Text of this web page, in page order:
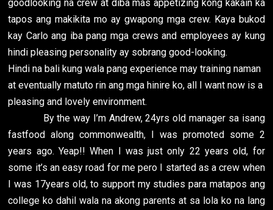
goodlooking na crew at diba mas appetizing kong kakain ka
tapos ang makikita mo ay gwapong mga crew. Kaya bukod
kay Carlo ang iba pang mga crews and employees ay kung
hindi pleasing personality ay sobrang good-looking.
Hindi na bali kung wala pang experience may training naman
at eventually matuto rin ang mga hinire ko, all I want now is a
pleasing and lovely environment.
By the way I’m Andrew, 24yrs old manager sa isang
fastfood along commonwealth, I was promoted some 2
years ago. Yeap!! When I was just only 22 years old, for
some it’s an easy road for me pero I started as a crew when
I was 17years old, to support my studies para matapos ang
college ko dahil wala na akong parents at sa lola ko na lang